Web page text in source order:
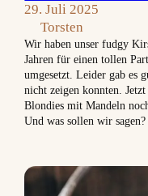
29. Juli 2025
Torsten
Wir haben unser fudgy
Jahren für einen tollen
umgesetzt. Leider gab es
nicht zeigen konnten.
Blondies mit Mandeln
Und was sollen wir sagen?